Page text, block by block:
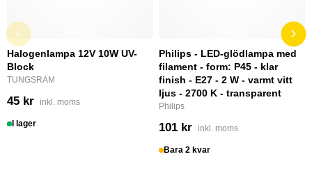
Halogenlampa 12V 10W UV-
Block
TUNGSRAM
45 kr inkl. moms
I lager
Philips - LED-glödlampa med
filament - form: P45 - klar
finish - E27 - 2 W - varmt vitt
ljus - 2700 K - transparent
Philips
101 kr inkl. moms
Bara 2 kvar